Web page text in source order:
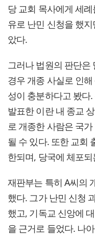
당 교회 목사에게 세
유로 난민 신청을 했
았다.
그러나 법원의 판단
경우 개종 사실로 인
성이 충분하다고 봤다
발표한 이란 내 종교
로 개종한 사람은 국
될 수 있다. 또한 교회
한되며, 당국에 체포
재판부는 특히 A씨의
했다. 그가 난민 신청
했고, 기독교 신앙에
을 근거로 들었다. 나